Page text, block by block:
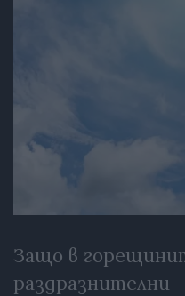
Защо в
раздразнителни